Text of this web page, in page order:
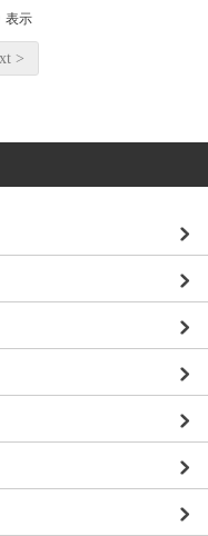
表示
>